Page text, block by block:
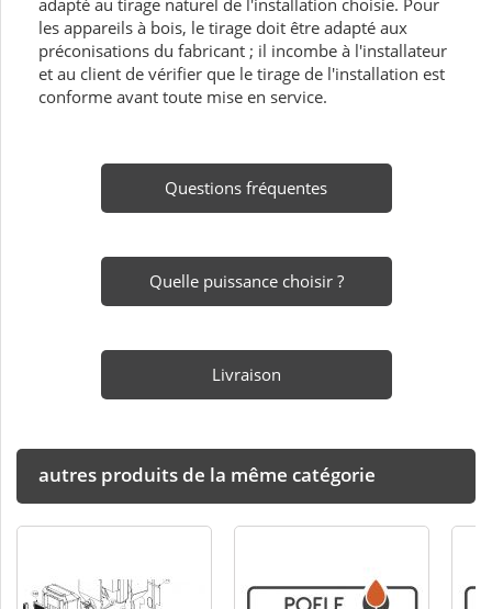
adapté au tirage naturel de l'installation choisie. Pour
les appareils à bois, le tirage doit être adapté aux
préconisations du fabricant ; il incombe à l'installateur
et au client de vérifier que le tirage de l'installation est
conforme avant toute mise en service.
Questions fréquentes
Quelle puissance choisir ?
Livraison
autres produits de la même catégorie